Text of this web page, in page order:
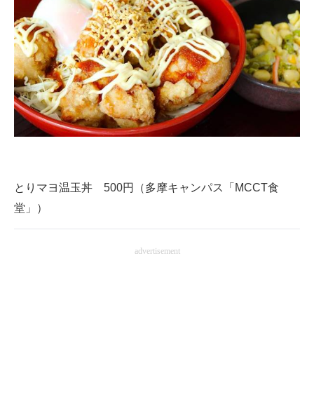
とりマヨ温玉丼 500円（多摩キャンパス「MCCT食
堂」）
advertisement